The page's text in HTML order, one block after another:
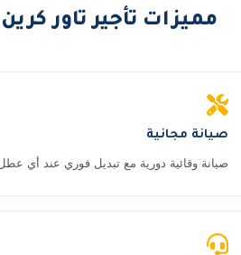
مميزات تأجير تاور
صيانة مجانية
صيانة وقائية دورية مع تبديل فوري عند أي